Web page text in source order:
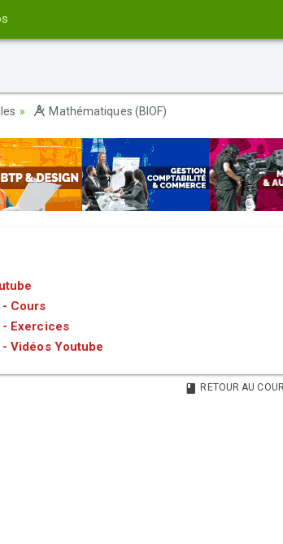
Mathématiques (BIOF)
- Cours
- Exercices
Vidéos Youtube
RETOUR AU